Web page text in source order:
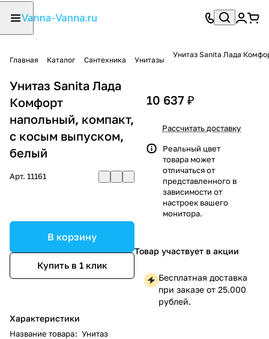
Главная Каталог Сантехника Унитазы
Унитаз Sanita Лада
Унитаз Sanita Лада
Комфорт
напольный, компакт,
с косым выпуском,
белый
Арт. 11161
В корзину
Купить в 1 клик
Характеристики
Название товара: Унитаз
10 637 ₽
Рассчитать доставку
Реальный цвет
товара может
отличаться от
представленного в
зависимости от
настроек вашего
монитора.
Товар участвует в акции
Бесплатная доставка
при заказе от 25.000
рублей.